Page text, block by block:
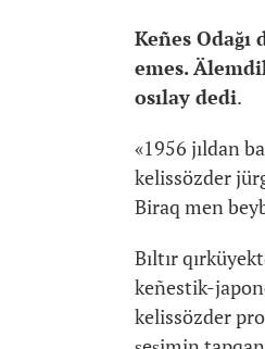
Keñes
emes.
osılay dedi.
«1956 jıldan
kelissözder
Biraq men
Bıltır
keñestik-
kelissözder